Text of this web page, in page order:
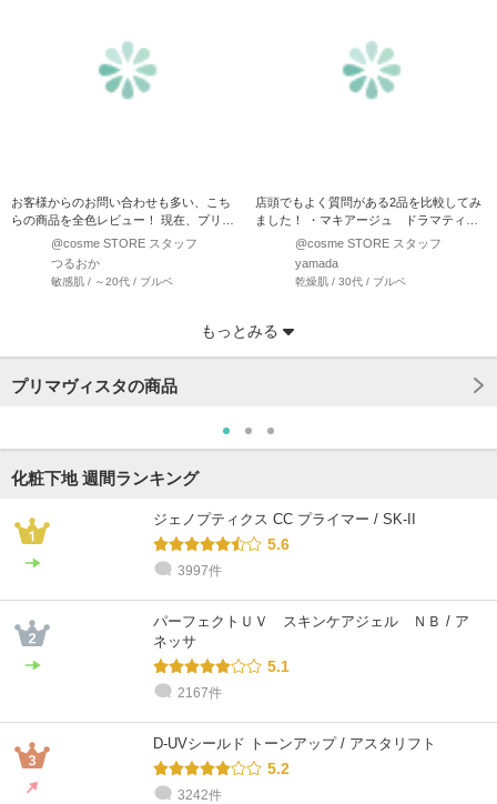
お客様からのお問い合わせも多い、こち
らの商品を全色レビュー！ 現在、プリマ
ヴィスタ スキンプ…
@cosme STORE スタッフ
つるおか
敏感肌 / ～20代 / ブルベ
店頭でもよく質問がある2品を比較してみ
ました！ ・マキアージュ ドラマティッ
クスキンセン…@cosme STORE スタッフ
yamada
乾燥肌 / 30代 / ブルベ
乾燥肌 / 30代 / イエベ
小島
乾燥肌 / 30代 / ブルベ
にいつま
混合肌 / 30代 / ブルベ
もっとみる
プリマヴィスタの商品
化粧下地 週間ランキング
ジェノプティクス CC プライマー / SK-II
5.6
3997件
パーフェクトＵＶ スキンケアジェル ＮＢ / ア
ネッサ
5.1
2167件
D-UVシールド トーンアップ / アスタリフト
5.2
3242件